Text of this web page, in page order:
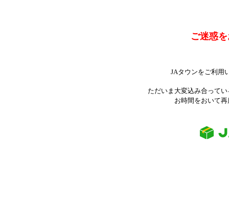
ご迷惑
JAタウンをご利用
ただいま大変込み合って
お時間をおいて